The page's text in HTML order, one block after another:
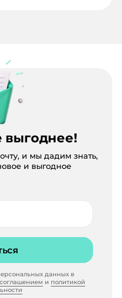
выгоднее!
и мы дадим знать,
и выгодное
данных в
и политикой